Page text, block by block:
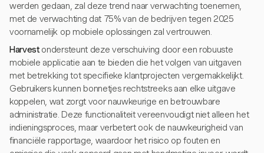
werden gedaan, zal deze trend naar verwachting toenemen,
met de verwachting dat 75% van de bedrijven tegen 2025
voornamelijk op mobiele oplossingen zal vertrouwen.
Harvestondersteunt deze verschuiving door een robuuste
mobiele applicatie aan te bieden die het volgen van uitgaven
met betrekking tot specifieke klantprojecten vergemakkelijkt.
Gebruikers kunnen bonnetjes rechtstreeks aan elke uitgave
koppelen, wat zorgt voor nauwkeurige en betrouwbare
administratie. Deze functionaliteit vereenvoudigt niet alleen het
indieningsproces, maar verbetert ook de nauwkeurigheid van
financiële rapportage, waardoor het risico op fouten en